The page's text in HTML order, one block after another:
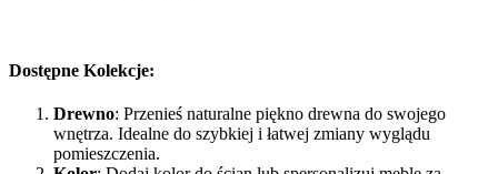
Dostępne Kolekcje:
Drewno: Przenieś naturalne piękno drewna do swojego
wnętrza. Idealne do szybkiej i łatwej zmiany wyglądu
pomieszczenia.